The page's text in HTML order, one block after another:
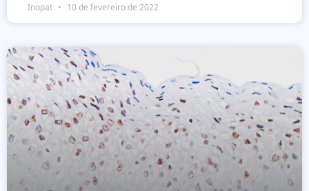
Inopat 10 de fevereiro de 2022